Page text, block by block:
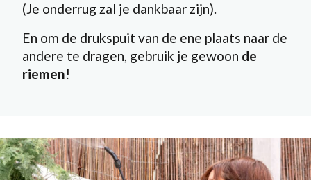
(Je onderrug zal je dankbaar zijn).
En om de drukspuit van de ene plaats naar de
andere te dragen, gebruik je gewoon de
riemen!